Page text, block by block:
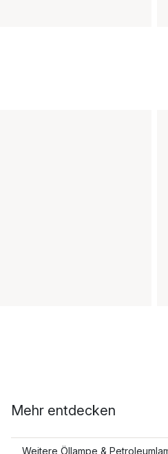
Mehr entdecken
Weitere Öllampe &